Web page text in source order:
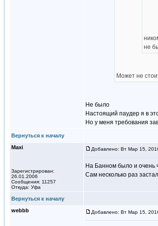
не
Может не
Не было
Настоящий паудер я в
Но у меня требования
Вернуться к началу
Maxi
Зарегистрирован:
26.01.2006
Сообщения: 11257
Откуда: Уфа
Добавлено: Вт Мар 15,
На Банном было и очень
Сам несколько раз
Вернуться к началу
webbb
Добавлено: Вт Мар 15,